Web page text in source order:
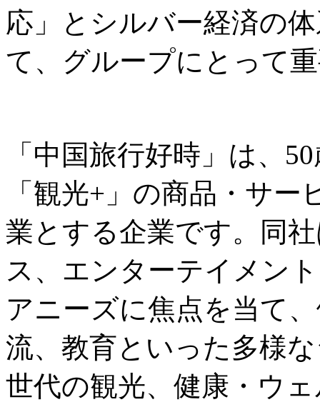
応」とシルバー経済の
て、グループにとって
「中国旅行好時」は、
「観光+」の商品・サ
業とする企業です。同
ス、エンターテイメン
アニーズに焦点を当て
流、教育といった多様
世代の観光、健康・ウ